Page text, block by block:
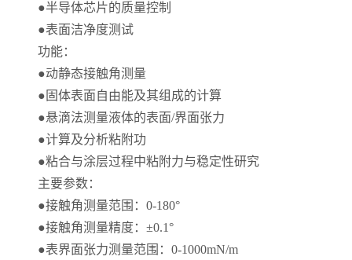
●半导体芯片的质量控制
●表面洁净度测试
功能：
●动静态接触角测量
●固体表面自由能及其组成的计算
●悬滴法测量液体的表面/界面张力
●计算及分析粘附功
●粘合与涂层过程中粘附力与稳定性研究
主要参数：
●接触角测量范围：0-180°
●接触角测量精度：±0.1°
●表界面张力测量范围：0-1000mN/m